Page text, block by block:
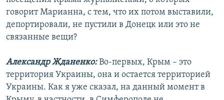
говорит Марианна, с тем, что их потом выставили,
депортировали, не пустили в Донецк или это не
связанные вещи?
Александр Жданенко:Во-первых, Крым – это
территория Украины, она и остается территорией
Украины. Как я уже сказал, на данный момент в